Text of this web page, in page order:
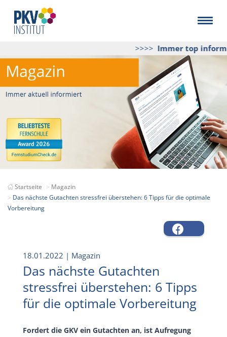
>>>>Immer top
Startseite
Magazin
Das nächste Gutachten stressfrei überstehen: 6 Tipps für die optimale
Vorbereitung
18.01.2022 | Magazin
Das nächste Gutachten
stressfrei überstehen: 6 Tipps
für die optimale Vorbereitung
Fordert die GKV ein Gutachten an, ist Aufregung